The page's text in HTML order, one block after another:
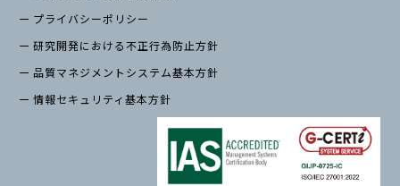
プライバシーポリシー
研究開発における不正行為防止方針
品質マネジメントシステム基本方針
情報セキュリティ基本方針